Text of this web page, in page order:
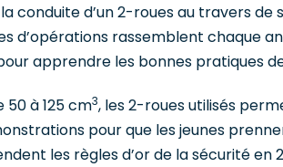
la conduite d’un 2-roues au travers
d’opérations rassemblent chaque
apprendre les bonnes pratiques
50 à 125 cm3, les 2-roues utilisés
pour que les jeunes
les règles d’or de la sécurité en